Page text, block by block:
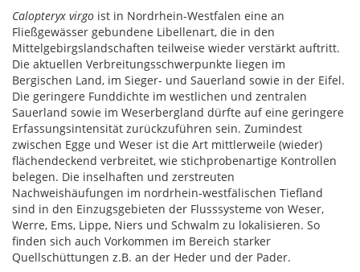
Calopteryx virgo ist in Nordrhein-Westfalen eine an
Fließgewässer gebundene Libellenart, die in den
Mittelgebirgslandschaften teilweise wieder verstärkt auftritt.
Die aktuellen Verbreitungsschwerpunkte liegen im
Bergischen Land, im Sieger- und Sauerland sowie in der Eifel.
Die geringere Funddichte im westlichen und zentralen
Sauerland sowie im Weserbergland dürfte auf eine geringere
Erfassungsintensität zurückzuführen sein. Zumindest
zwischen Egge und Weser ist die Art mittlerweile (wieder)
flächendeckend verbreitet, wie stichprobenartige Kontrollen
belegen. Die inselhaften und zerstreuten
Nachweishäufungen im nordrhein-westfälischen Tiefland
sind in den Einzugsgebieten der Flusssysteme von Weser,
Werre, Ems, Lippe, Niers und Schwalm zu lokalisieren. So
finden sich auch Vorkommen im Bereich starker
Quellschüttungen z.B. an der Heder und der Pader.